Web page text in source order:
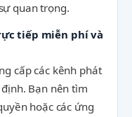
quan trọng.
tiếp miễn phí và
cấp các kênh phát
Bạn nên tìm
hoặc các ứng